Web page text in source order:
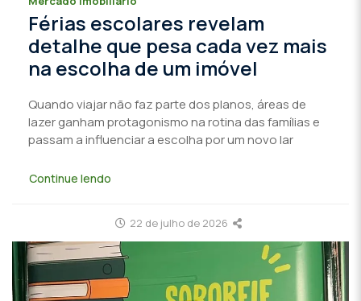
Férias escolares revelam
detalhe que pesa cada vez mais
na escolha de um imóvel
Quando viajar não faz parte dos planos, áreas de
lazer ganham protagonismo na rotina das famílias e
passam a influenciar a escolha por um novo lar
Continue lendo
22 de julho de 2026